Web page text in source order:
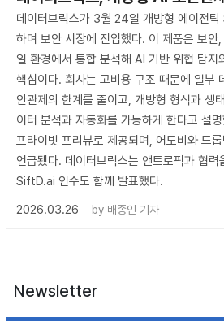
데이터브릭스가 3월 24일 개방형 에이전틱
하며 보안 시장에 진입했다. 이 제품은 보
일 환경에서 통합 분석해 AI 기반 위협 탐지
핵심이다. 회사는 고비용 구조 때문에 일부
안관제의 한계를 줄이고, 개방형 형식과 생
이터 분석과 자동화를 가능하게 한다고 설
프라이빗 프리뷰로 제공되며, 어도비와 드
언급됐다. 데이터브릭스는 앤트로픽과 협력
SiftD.ai 인수도 함께 발표했다.
2026.03.26
by 배종인 기자
Newsletter